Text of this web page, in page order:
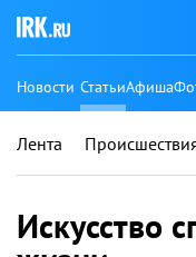
Новости СтатьиАфиша
Лента
Искусство